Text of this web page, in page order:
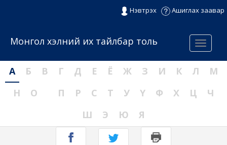
Нэвтрэх Ашиглах заавар
Menu
Монгол хэлний их тайлбар толь
А Б В Г Д Е Ё Ж З И К Л
М
Н
О П Р С Т У Ү Ф Х Ц
Ч
Ш
Э Ю Я